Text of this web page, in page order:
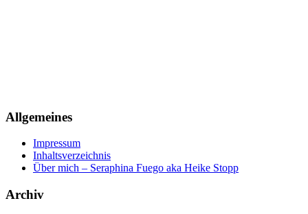
Allgemeines
Impressum
Inhaltsverzeichnis
Über mich – Seraphina Fuego aka Heike Stopp
Archiv